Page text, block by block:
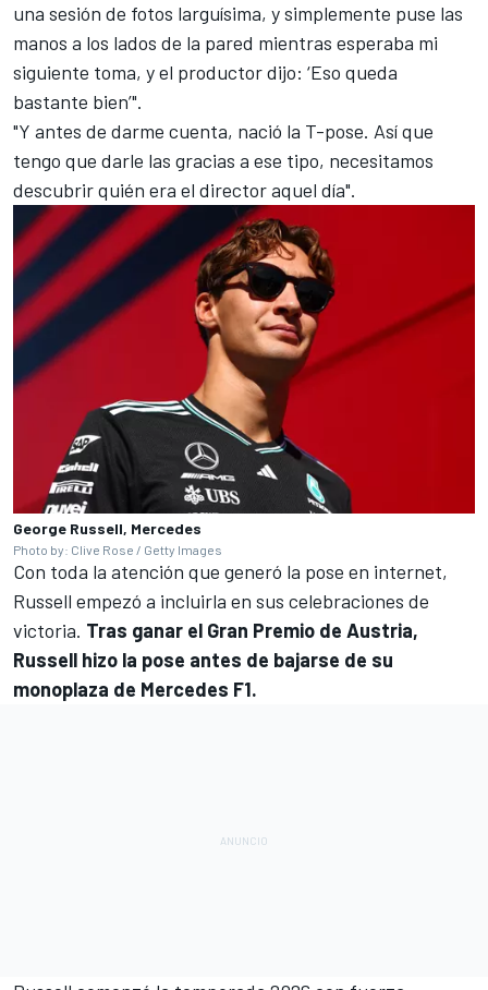
una sesión de fotos larguísima, y simplemente puse las
manos a los lados de la pared mientras esperaba mi
siguiente toma, y el productor dijo: ‘Eso queda
bastante bien’".
"Y antes de darme cuenta, nació la T-pose. Así que
tengo que darle las gracias a ese tipo, necesitamos
descubrir quién era el director aquel día".
George Russell, Mercedes
Photo by: Clive Rose / Getty Images
Con toda la atención que generó la pose en internet,
Russell empezó a incluirla en sus celebraciones de
victoria. Tras ganar el Gran Premio de Austria,
Russell hizo la pose antes de bajarse de su
monoplaza de Mercedes F1.